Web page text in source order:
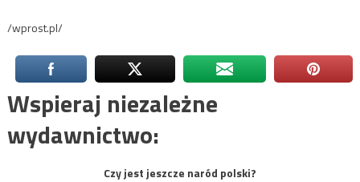
/wprost.pl/
Wspieraj niezależne
wydawnictwo:
Czy jest jeszcze naród polski?